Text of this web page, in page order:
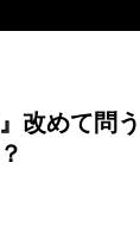
』改めて問